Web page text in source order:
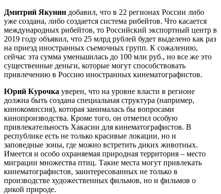
Дмитрий Якунин добавил, что в 22 регионах России либо
уже создана, либо создается система рибейтов. Что касается
международных рибейтов, то Российский экспортный центр в
2019 году объявил, что 25 млрд рублей будет выделено как раз
на приезд иностранных съемочных групп. К сожалению,
сейчас эта сумма уменьшилась до 100 млн руб., но все же это
существенные деньги, которые могут способствовать
привлечению в Россию иностранных кинематографистов.
Юрий Курочка уверен, что на уровне власти в регионе
должна быть создана специальная структура (например,
кинокомиссия), которая занималась бы вопросами
кинопроизводства. Кроме того, он отметил особую
привлекательность Хакасии для кинематографистов. В
республике есть не только красивые локации, но и
заповедные зоны, где можно встретить диких животных.
Имеется и особо охраняемая природная территория – место
миграции множества птиц. Такие места могут привлекать
кинематографистов, заинтересованных не только в
производстве художественных фильмов, но и фильмов о
дикой природе.